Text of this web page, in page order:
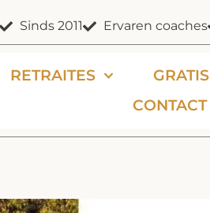
Sinds 2011 Ervaren coaches
RETRAITES GRATIS
CONTACT